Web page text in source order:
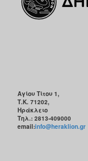
Αγίου Τίτου 1,
Τ.Κ. 71202,
Ηράκλειο
Τηλ.: 2813-409000
email:info@heraklion.gr